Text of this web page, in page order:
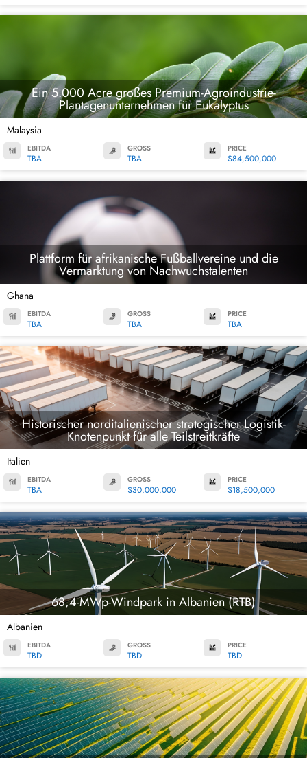
Ein 5.000 Acre großes Premium-Agroindustrie-
Plantagenunternehmen für Eukalyptus
Malaysia
EBITDA
TBA
GROSS
TBA
PRICE
$84,500,000
Plattform für afrikanische Fußballvereine und die
Vermarktung von Nachwuchstalenten
Ghana
EBITDA
TBA
GROSS
TBA
PRICE
TBA
Historischer norditalienischer strategischer Logistik-
Knotenpunkt für alle Teilstreitkräfte
Italien
EBITDA
TBA
GROSS
$30,000,000
PRICE
$18,500,000
68,4-MWp-Windpark in Albanien (RTB)
Albanien
EBITDA
TBD
GROSS
TBD
PRICE
TBD